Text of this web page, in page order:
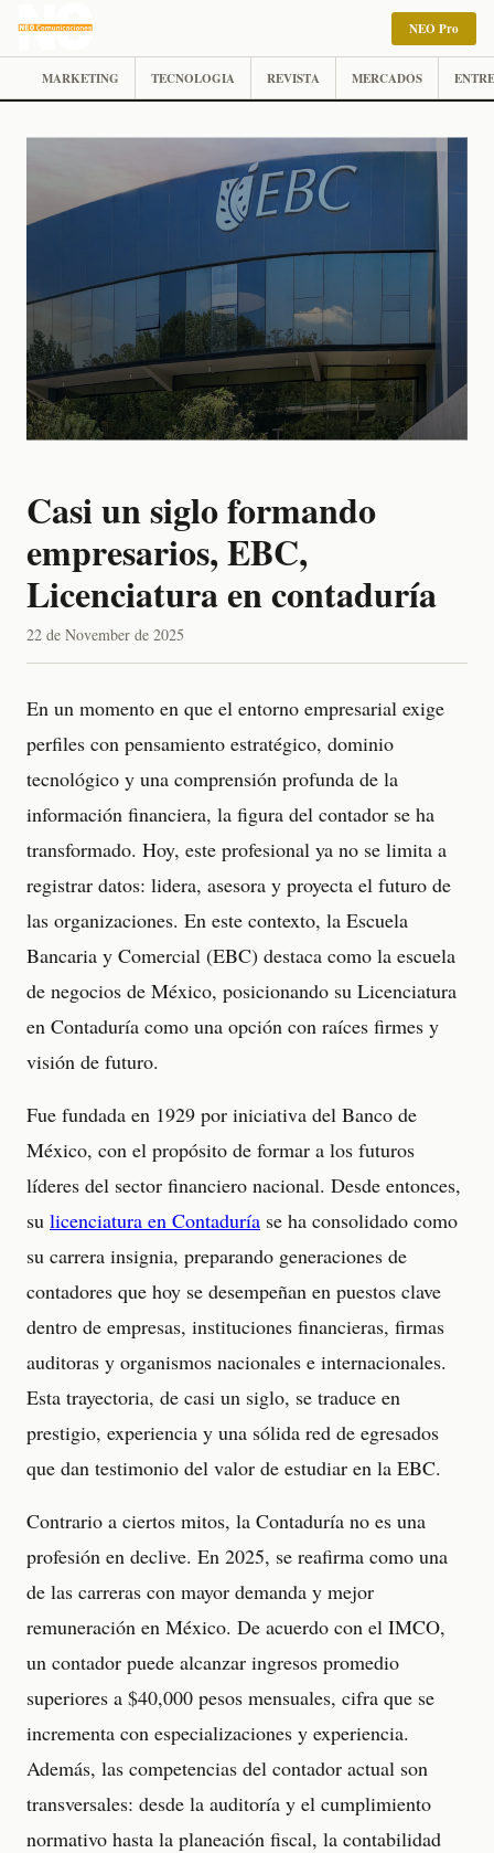
NEO Pro
MARKETING TECNOLOGIA REVISTA MERCADOS
Casi un siglo formando
empresarios, EBC,
Licenciatura en contaduría
22 de November de 2025
En un momento en que el entorno empresarial exige
perfiles con pensamiento estratégico, dominio
tecnológico y una comprensión profunda de la
información financiera, la figura del contador se ha
transformado. Hoy, este profesional ya no se limita a
registrar datos: lidera, asesora y proyecta el futuro de
las organizaciones. En este contexto, la Escuela
Bancaria y Comercial (EBC) destaca como la escuela
de negocios de México, posicionando su Licenciatura
en Contaduría como una opción con raíces firmes y
visión de futuro.
Fue fundada en 1929 por iniciativa del Banco de
México, con el propósito de formar a los futuros
líderes del sector financiero nacional. Desde entonces,
su licenciatura en Contaduría se ha consolidado como
su carrera insignia, preparando generaciones de
contadores que hoy se desempeñan en puestos clave
dentro de empresas, instituciones financieras, firmas
auditoras y organismos nacionales e internacionales.
Esta trayectoria, de casi un siglo, se traduce en
prestigio, experiencia y una sólida red de egresados
que dan testimonio del valor de estudiar en la EBC.
Contrario a ciertos mitos, la Contaduría no es una
profesión en declive. En 2025, se reafirma como una
de las carreras con mayor demanda y mejor
remuneración en México. De acuerdo con el IMCO,
un contador puede alcanzar ingresos promedio
superiores a $40,000 pesos mensuales, cifra que se
incrementa con especializaciones y experiencia.
Además, las competencias del contador actual son
transversales: desde la auditoría y el cumplimiento
normativo hasta la planeación fiscal, la contabilidad